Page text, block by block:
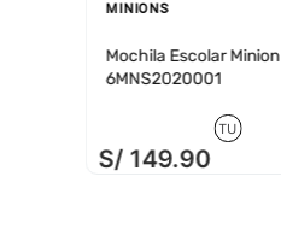
MINIONS
Mochila Escolar Minion
6MNS2020001
TU
S/ 149.90